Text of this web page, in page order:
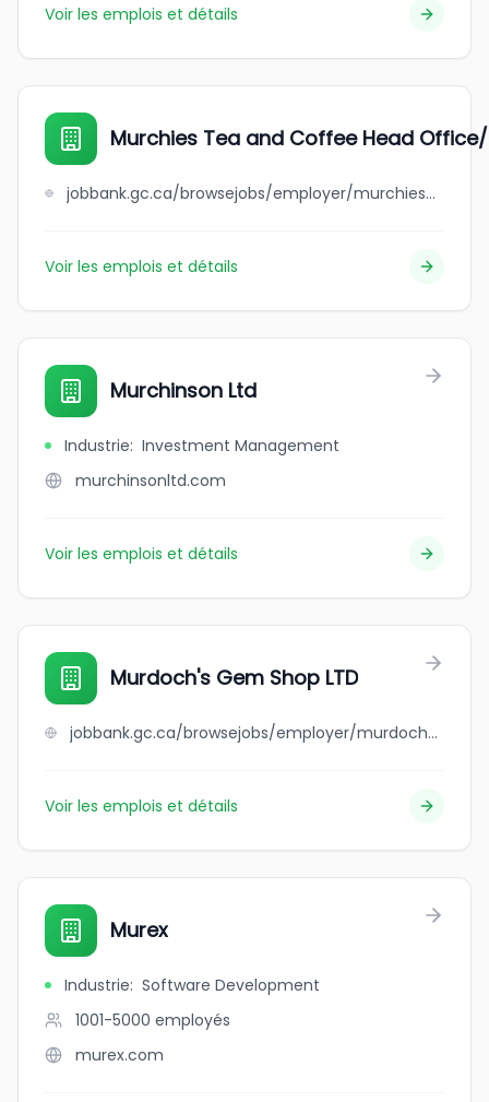
Voir les emplois et détails
Murchies Tea and Coffee Head
jobbank.gc.ca/browsejobs/employer/murchies+tea+and+coffee+head+office%2Fproduction+facility/ca
Voir les emplois et détails
Murchinson Ltd
Industrie: Investment Management
murchinsonltd.com
Voir les emplois et détails
Murdoch's Gem Shop LTD
jobbank.gc.ca/browsejobs/employer/murdoch%27s+gem+shop+ltd/ca
Voir les emplois et détails
Murex
Industrie: Software Development
1001-5000 employés
murex.com